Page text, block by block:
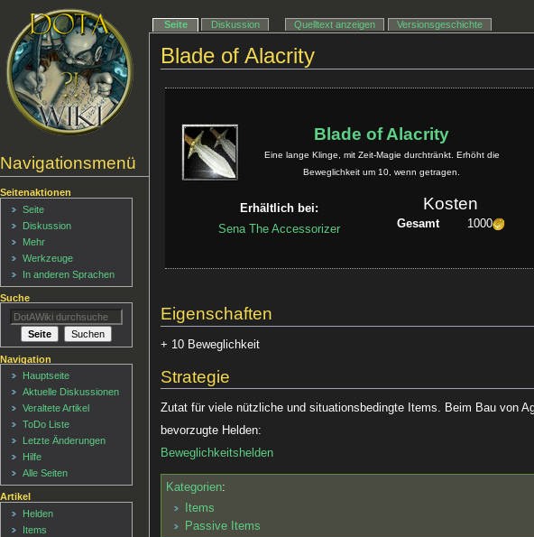
Blade of Alacrity
Blade of Alacrity
Eine lange Klinge, mit Zeit-Magie durchtränkt. Erhöht die
Beweglichkeit um 10, wenn getragen.
Erhältlich bei:
Sena The Accessorizer
Kosten
Gesamt 1000
Eigenschaften
+ 10 Beweglichkeit
Strategie
Zutat für viele nützliche und situationsbedingte Items. Beim Bau von
bevorzugte Helden:
Beweglichkeitshelden
Kategorien:
Items
Passive Items
Navigationsmenü
Seite Diskussion Quelltext anzeigen Versionsgeschichte
Seitenaktionen
Seite
Diskussion
Mehr
Werkzeuge
In anderen Sprachen
Suche
Navigation
Hauptseite
Aktuelle Diskussionen
Veraltete Artikel
ToDo Liste
Letzte Änderungen
Hilfe
Alle Seiten
Artikel
Helden
Items